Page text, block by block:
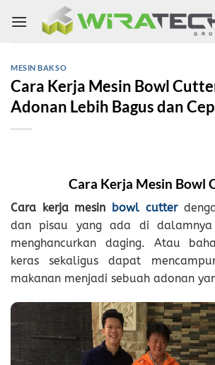
MESIN BAKSO
Cara Kerja Mesin Bowl
Adonan Lebih Bagus dan
Cara Kerja Mesin Bowl
Cara kerja mesin bowl cutter
dan pisau yang ada di
menghancurkan daging. Atau
keras sekaligus dapat
makanan menjadi sebuah adonan